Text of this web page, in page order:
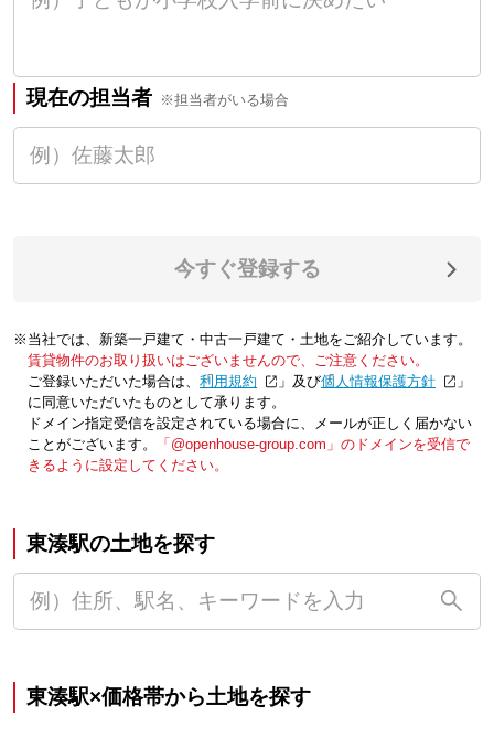
現在の担当者 ※担当者がいる場合
今すぐ登録する
※当社では、新築一戸建て・中古一戸建て・土地をご紹介しています。
賃貸物件のお取り扱いはございませんので、ご注意ください。
ご登録いただいた場合は、「利用規約 」及び「個人情報保護方針
」
に同意いただいたものとして承ります。
ドメイン指定受信を設定されている場合に、メールが正しく届かない
ことがございます。
「@openhouse-group.com」のドメインを受信で
きるように設定してください。
東湊駅の土地を探す
東湊駅×価格帯から土地を探す